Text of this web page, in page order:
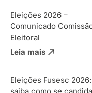
Eleições 2026 –
Comunicado
Eleitoral
Leia mais
Eleições Fusesc 2026:
saiba como se